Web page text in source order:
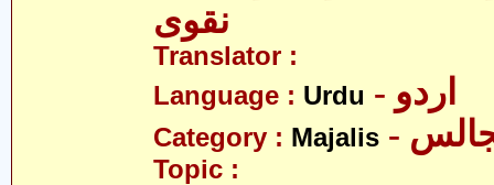
نقوی
Translator :
Language : Urdu - اردو
Category : Majalis
Topic :